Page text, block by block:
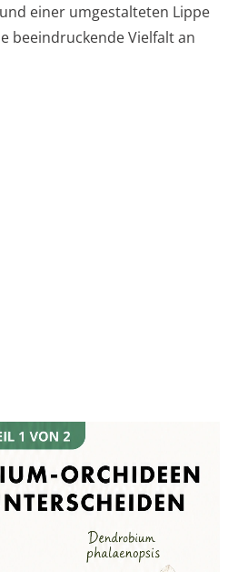
einer umgestalteten Lippe
beeindruckende Vielfalt an